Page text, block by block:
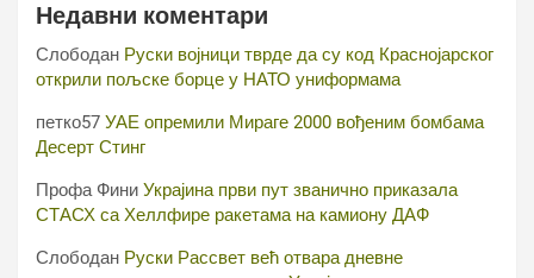
Недавни коментари
Слободан Руски војници тврде да су код Краснојарског
открили пољске борце у НАТО униформама
петко57 УАЕ опремили Мираге 2000 вођеним бомбама
Десерт Стинг
Профа Фини Украјина први пут званично приказала
СТАСХ са Хеллфире ракетама на камиону ДАФ
Слободан Руски Рассвет већ отвара дневне